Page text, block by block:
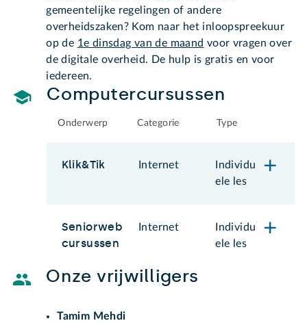
gemeentelijke regelingen of andere
overheidszaken? Kom naar het inloopspreekuur
op de 1e dinsdag van de maand voor vragen over
de digitale overheid. De hulp is gratis en voor
iedereen.
Computercursussen
Onderwerp Categorie Type
Klik&Tik Internet
Individu
ele les
Seniorweb
cursussen
Internet
Individu
ele les
Onze vrijwilligers
Tamim Mehdi